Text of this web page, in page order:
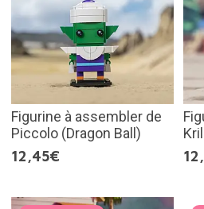
Figurine à assembler de
Piccolo (Dragon Ball)
12,45€